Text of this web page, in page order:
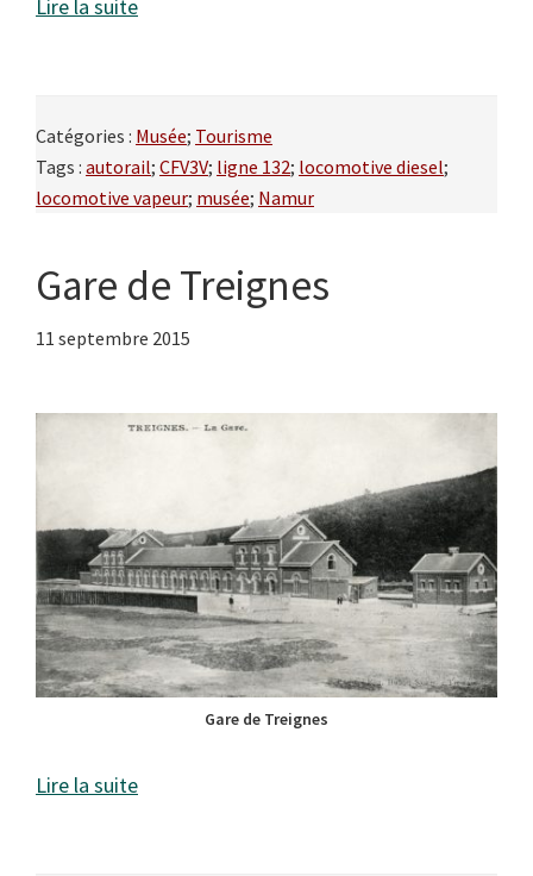
Lire la suite
Catégories : Musée; Tourisme
Tags : autorail; CFV3V; ligne 132; locomotive diesel;
locomotive vapeur; musée; Namur
Gare de Treignes
11 septembre 2015
Gare de Treignes
Lire la suite